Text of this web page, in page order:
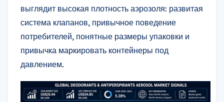
выглядит высокая плотность аэрозоля: развитая
система клапанов, привычное поведение
потребителей, понятные размеры упаковки и
привычка маркировать контейнеры под
давлением.